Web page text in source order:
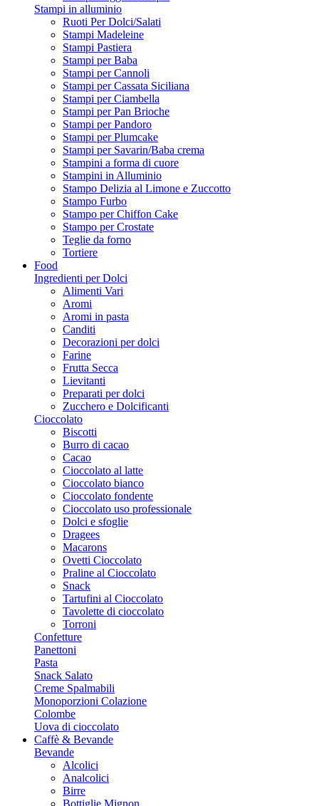
Stampi in alluminio
Ruoti Per Dolci/Salati
Stampi Madeleine
Stampi Pastiera
Stampi per Baba
Stampi per Cannoli
Stampi per Cassata Siciliana
Stampi per Ciambella
Stampi per Pan Brioche
Stampi per Pandoro
Stampi per Plumcake
Stampi per Savarin/Baba crema
Stampini a forma di cuore
Stampini in Alluminio
Stampo Delizia al Limone e Zuccotto
Stampo Furbo
Stampo per Chiffon Cake
Stampo per Crostate
Teglie da forno
Tortiere
Food
Ingredienti per Dolci
Alimenti Vari
Aromi
Aromi in pasta
Canditi
Decorazioni per dolci
Farine
Frutta Secca
Lievitanti
Preparati per dolci
Zucchero e Dolcificanti
Cioccolato
Biscotti
Burro di cacao
Cacao
Cioccolato al latte
Cioccolato bianco
Cioccolato fondente
Cioccolato uso professionale
Dolci e sfoglie
Dragees
Macarons
Ovetti Cioccolato
Praline al Cioccolato
Snack
Tartufini al Cioccolato
Tavolette di cioccolato
Torroni
Confetture
Panettoni
Pasta
Snack Salato
Creme Spalmabili
Monoporzioni Colazione
Colombe
Uova di cioccolato
Caffè & Bevande
Bevande
Alcolici
Analcolici
Birre
Bottiglie Mignon